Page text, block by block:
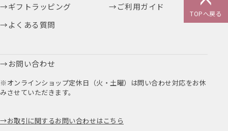
TOPへ戻る
ギフトラッピング
ご利用ガイド
よくある質問
お問い合わせ
※オンラインショップ定休日（火・土曜）は問い合わせ対応をお休
みさせていただきます。
お取引に関するお問い合わせはこちら